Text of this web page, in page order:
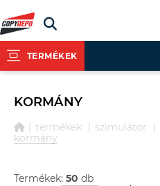
TERMÉKEK
KORMÁNY
termékek szimulátor
kormány
Termékek: 50 db